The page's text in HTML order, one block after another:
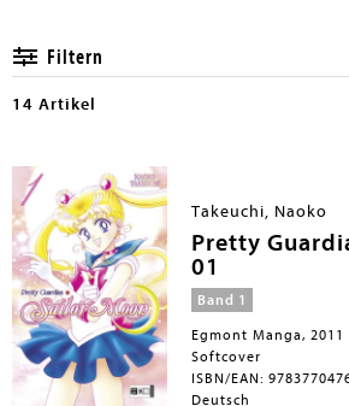
Filtern
14 Artikel
Takeuchi, Naoko
Pretty
01
Band 1
Egmont Manga, 2011
Softcover
ISBN/EAN:
Deutsch